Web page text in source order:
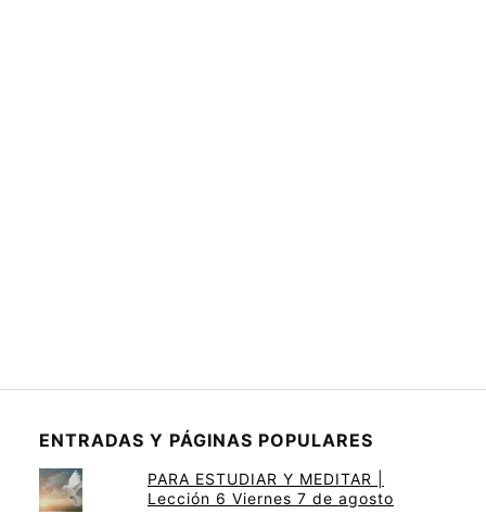
ENTRADAS Y PÁGINAS POPULARES
PARA ESTUDIAR Y MEDITAR |
Lección 6 Viernes 7 de agosto